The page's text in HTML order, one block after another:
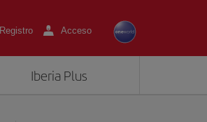
Registro Acceso
Iberia Plus